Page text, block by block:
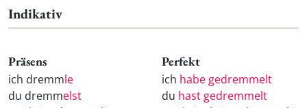
Indikativ
Präsens
ich dremmle
du dremmelst
Perfekt
ich habe gedremmelt
du hast gedremmelt